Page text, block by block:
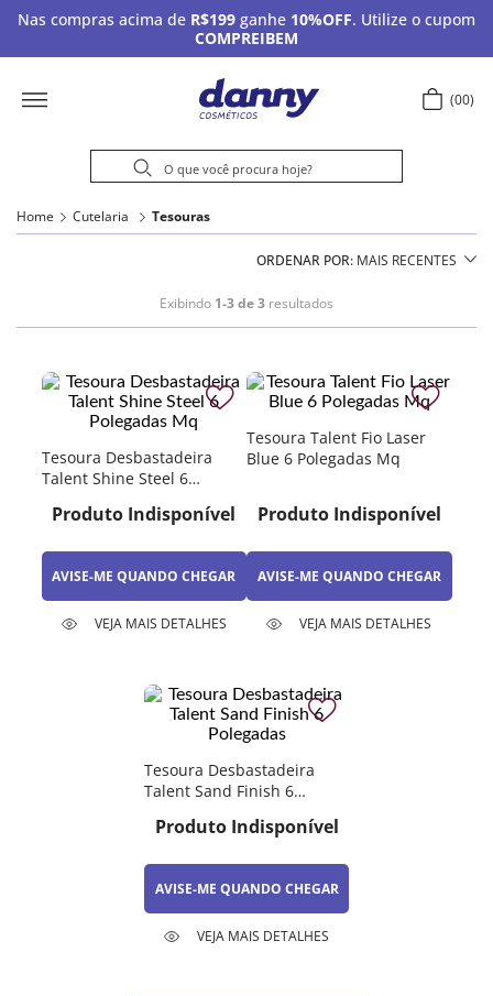
Nas compras acima de R$199 ganhe 10%OFF. Utilize o cupom
COMPREIBEM
00
Home Cutelaria Tesouras
ORDENAR POR MAIS RECENTES
Exibindo 1-3 de 3 resultados
Tesoura Desbastadeira
Talent Shine Steel 6
Produto Indisponível
AVISE-ME QUANDO CHEGAR
VEJA MAIS DETALHES
Tesoura Talent Fio Laser
Blue 6 Polegadas Mq
Produto Indisponível
AVISE-ME QUANDO CHEGAR
VEJA MAIS DETALHES
Tesoura Desbastadeira
Talent Sand Finish 6
Produto Indisponível
AVISE-ME QUANDO CHEGAR
VEJA MAIS DETALHES